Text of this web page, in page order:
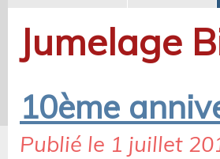
Jumelage
10ème
Publié le 1 juillet